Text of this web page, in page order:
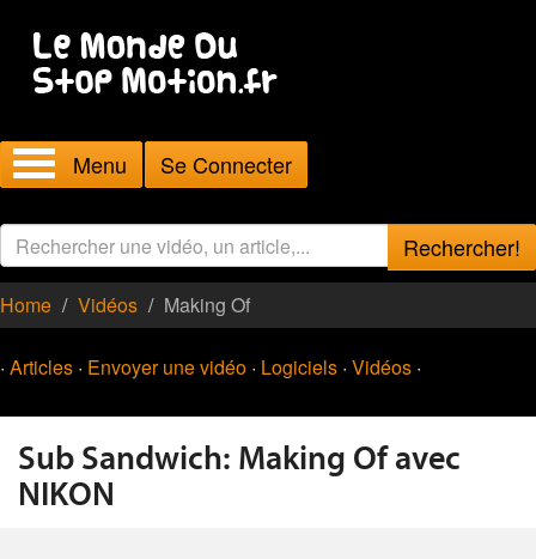
Menu Se Connecter
Rechercher!
Home Vidéos Making Of
· Articles · Envoyer une vidéo · Logiciels · Vidéos ·
Sub Sandwich: Making Of avec
NIKON